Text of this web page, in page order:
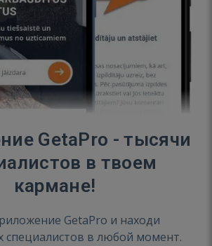
GetaPro - тысячи
в твоем
кармане!
GetaPro и находи
специалистов в любой момент.